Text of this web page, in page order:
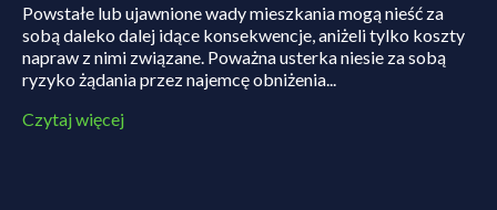
Powstałe lub ujawnione wady mieszkania mogą nieść za
sobą daleko dalej idące konsekwencje, aniżeli tylko koszty
napraw z nimi związane. Poważna usterka niesie za sobą
ryzyko żądania przez najemcę obniżenia...
Czytaj więcej